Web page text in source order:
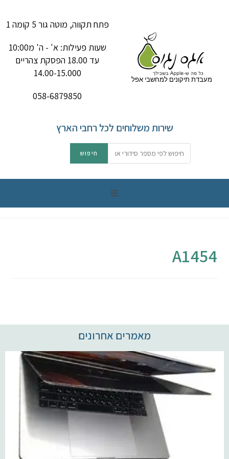
מעבדת תיקונים למחשבי אפל
פתח תקווה, מוטה גור 5 קומה 1
שעות פעילות: א' - ה' מ10:00
עד 18.00 הפסקת צהריים
14.00-15.000
058-6879850
שירות משלוחים לכל רחבי הארץ
מחשבי אפל משומשים
חלקים למק | Apple
שירות תיקונים למכשירי אפל
A1454
מאמרים אחרונים